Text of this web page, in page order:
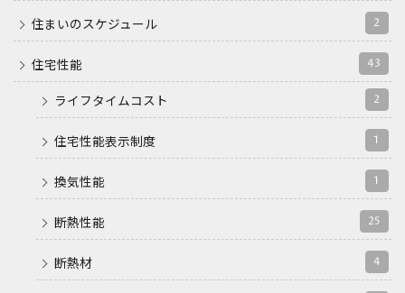
住まいのスケジュール 2
住宅性能 43
ライフタイムコスト 2
住宅性能表示制度 1
換気性能 1
断熱性能 25
断熱材 4